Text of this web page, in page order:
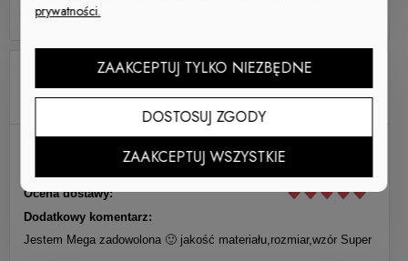
Producent:Brachole
Ilość w zestawie:1szt.
Cena poza zestawem
Taniej w zestawie!
wybierz ROZMIAR
XS
M
139,00 zł
SUPER JESTEM ZADOWOLONY..
Dodano: 2024-04-18
Ocena dostawy:
Dodatkowy komentarz:
Jestem Mega zadowolona 🙂 jakość materiału,rozmiar,wzór Super
prywatności.
ZAAKCEPTUJ TYLKO NIEZBĘDNE
DOSTOSUJ ZGODY
ZAAKCEPTUJ WSZYSTKIE